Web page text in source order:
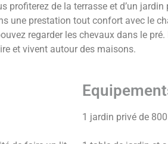
profiterez de la terrasse et d’un
une prestation tout confort avec le
regarder les chevaux dans le
et vivent autour des maisons.
1 jardin privé de